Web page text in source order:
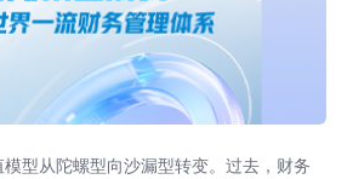
型从陀螺型向沙漏型转变。过去，财务